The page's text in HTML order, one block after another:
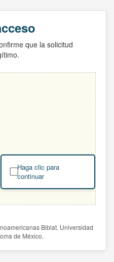
que la solicitud
Haga clic para
continuar
Biblat. Universidad
de México.